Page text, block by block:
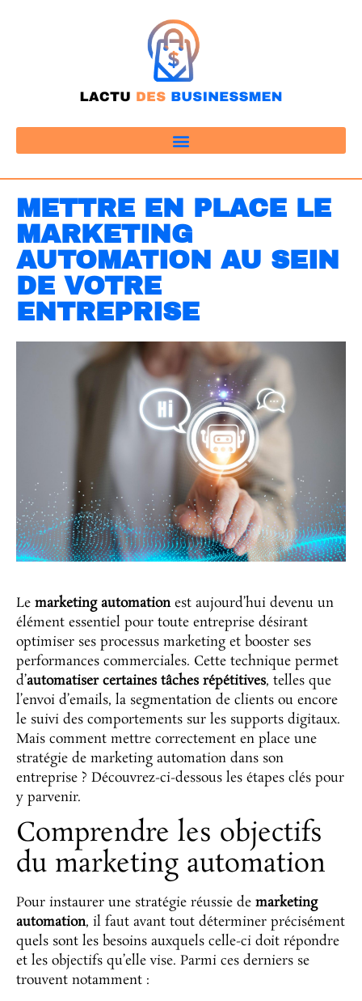
METTRE EN PLACE LE
MARKETING
AUTOMATION AU SEIN
DE VOTRE
ENTREPRISE
Le marketing automationest aujourd’hui devenu un
élément essentiel pour toute entreprise désirant
optimiser ses processus marketing et booster ses
performances commerciales. Cette technique permet
d’automatiser certaines tâches répétitives, telles que
l’envoi d’emails, la segmentation de clients ou encore
le suivi des comportements sur les supports digitaux.
Mais comment mettre correctement en place une
stratégie de marketing automation dans son
entreprise ? Découvrez-ci-dessous les étapes clés pour
y parvenir.
Comprendre les objectifs
du marketing automation
Pour instaurer une stratégie réussie de marketing
automation, il faut avant tout déterminer précisément
quels sont les besoins auxquels celle-ci doit répondre
et les objectifs qu’elle vise. Parmi ces derniers se
trouvent notamment :